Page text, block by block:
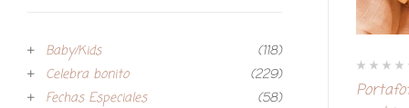
a
Baby/Kids
(118)
Celebra bonito
(229)
Fechas Especiales
(58)